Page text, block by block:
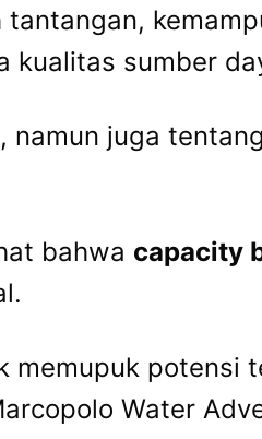
sumber
juga
bahwa capacity
memupuk potensi
Water